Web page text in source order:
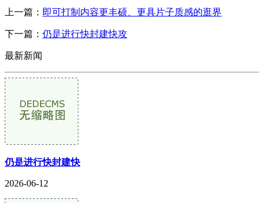
上一篇： 即可打制内容更丰硕、更具片子质感的逛界
下一篇： 仍是进行快封建快攻
最新新闻
仍是进行快封建快
2026-06-12